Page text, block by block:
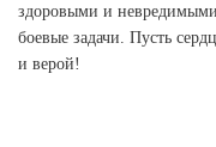
здоровыми и
боевые задачи. Пусть
и верой!